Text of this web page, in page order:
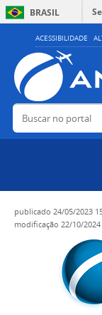
ACESSIBILIDADE
BRASIL
Buscar no portal
publicado 24/05/2023
modificação 22/10/